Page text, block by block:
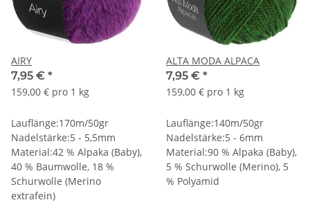
AIRY
7,95 € *
159,00 € pro 1 kg
Lauflänge:170m/50gr
Nadelstärke:5 - 5,5mm
Material:42 % Alpaka (Baby),
40 % Baumwolle, 18 %
Schurwolle (Merino
extrafein)
ALTA MODA ALPACA
7,95 € *
159,00 € pro 1 kg
Lauflänge:140m/50gr
Nadelstärke:5 - 6mm
Material:90 % Alpaka (Baby),
5 % Schurwolle (Merino), 5
% Polyamid